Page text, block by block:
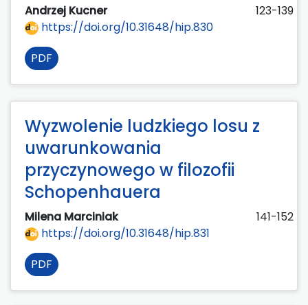
Andrzej Kucner
123-139
https://doi.org/10.31648/hip.830
PDF
Wyzwolenie ludzkiego losu z
uwarunkowania
przyczynowego w filozofii
Schopenhauera
Milena Marciniak
141-152
https://doi.org/10.31648/hip.831
PDF